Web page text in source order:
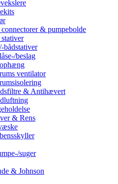
& pumpebolde
bådstativer
beslag
ventilator
& Antihævert
& Rens
suger
& Johnson